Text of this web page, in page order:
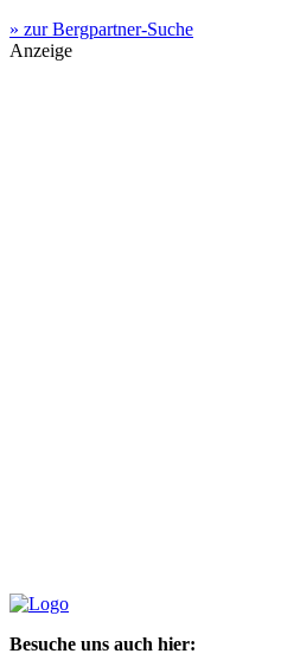
» zur Bergpartner-Suche
Anzeige
Besuche uns auch hier: